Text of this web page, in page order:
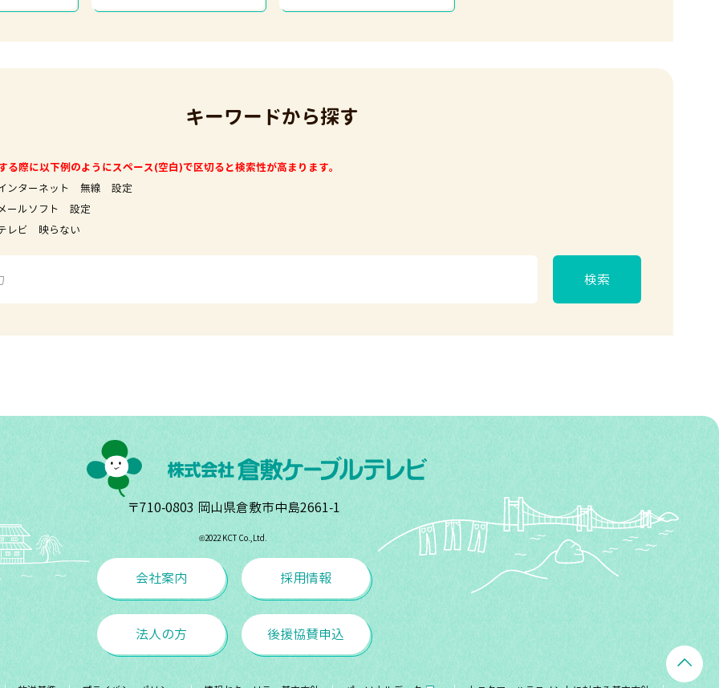
キーワードから探す
際に以下例のようにスペース(空白)で区切ると検索性が高まります。
ンターネット 無線 設定
ト 設定
らない
検索
〒710-0803 岡山県倉敷市中島2661-1
©︎2022 KCT Co.,Ltd.
会社案内 採用情報
法人の方 後援協賛申込